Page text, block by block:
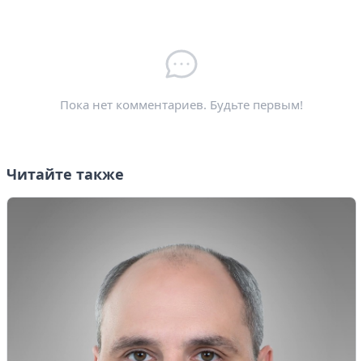
Пока нет комментариев. Будьте первым!
Читайте также